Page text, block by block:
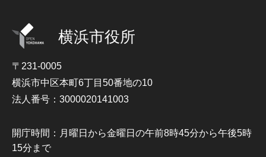
横浜市役所
〒231-0005
横浜市中区本町6丁目50番地の10
法人番号：3000020141003
開庁時間：月曜日から金曜日の午前8時45分から午後5時
15分まで